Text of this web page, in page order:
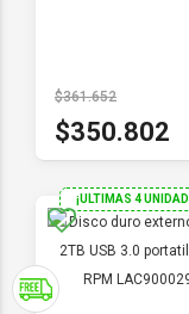
$361.652
$350.802
¡ULTIMAS 4